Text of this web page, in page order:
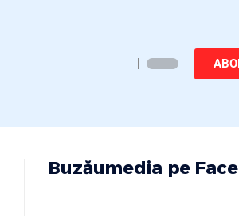
Buzăumedia pe